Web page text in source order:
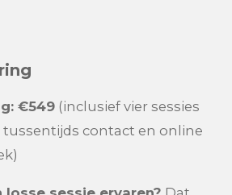
€549 (inclusief vier sessies
contact en online